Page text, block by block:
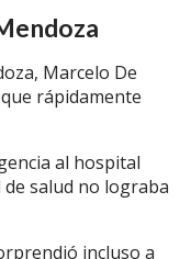
Marcelo De
rápidamente
al hospital
salud no lograba
incluso a